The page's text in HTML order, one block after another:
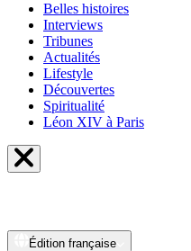
Belles histoires
Interviews
Tribunes
Actualités
Lifestyle
Découvertes
Spiritualité
Léon XIV à Paris
Édition française